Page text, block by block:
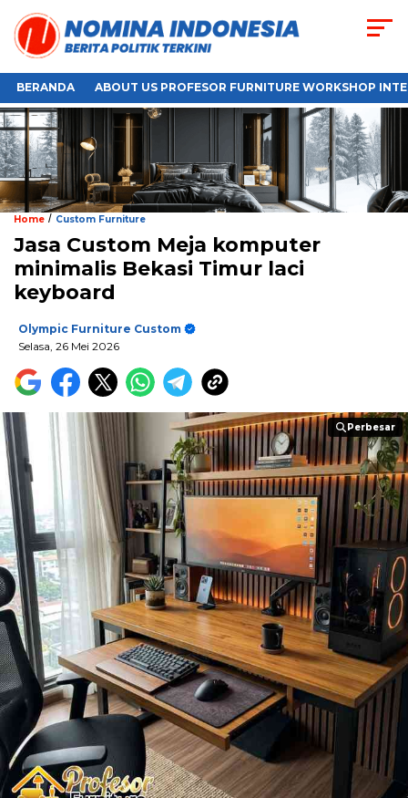
BERANDA ABOUT US PROFESOR FURNITURE WORKSHOP
Home / Custom Furniture
Jasa Custom Meja komputer
minimalis Bekasi Timur laci
keyboard
Olympic Furniture Custom
Selasa, 26 Mei 2026
Perbesar
Perbesar